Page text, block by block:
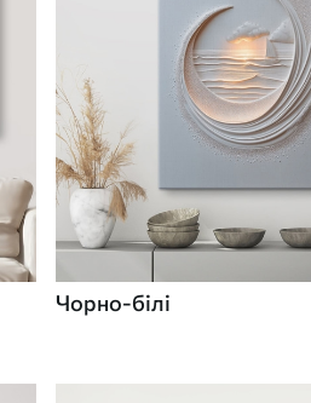
Чорно-білі